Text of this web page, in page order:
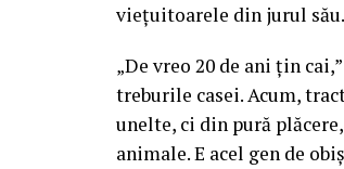
viețuitoarele din jurul său.
„De vreo 20 de ani țin
treburile casei. Acum,
unelte, ci din pură
animale. E acel gen de